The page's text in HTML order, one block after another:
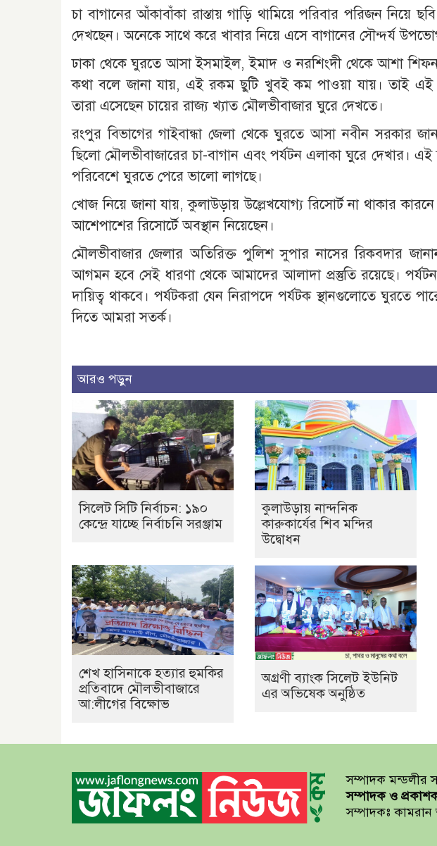
চা বাগানের আঁকাবাঁকা রাস্তায় গাড়ি থামিয়ে পরিবার পরিজন নিয়ে
দেখছেন। অনেকে সাথে করে খাবার নিয়ে এসে বাগানের সৌন্দর্য
ঢাকা থেকে ঘুরতে আসা ইসমাইল, ইমাদ ও নরশিংদী থেকে আশা
কথা বলে জানা যায়, এই রকম ছুটি খুবই কম পাওয়া যায়। তাই
তারা এসেছেন চায়ের রাজ্য খ্যাত মৌলভীবাজার ঘুরে দেখতে।
রংপুর বিভাগের গাইবান্ধা জেলা থেকে ঘুরতে আসা নবীন সরকার
ছিলো মৌলভীবাজারের চা-বাগান এবং পর্যটন এলাকা ঘুরে দেখার।
পরিবেশে ঘুরতে পেরে ভালো লাগছে।
খোজ নিয়ে জানা যায়, কুলাউড়ায় উল্লেখযোগ্য রিসোর্ট না থাকার কারনে
আশেপাশের রিসোর্টে অবস্থান নিয়েছেন।
মৌলভীবাজার জেলার অতিরিক্ত পুলিশ সুপার নাসের রিকবদার
আগমন হবে সেই ধারণা থেকে আমাদের আলাদা প্রস্তুতি রয়েছে। পর্যটন
দায়িত্ব থাকবে। পর্যটকরা যেন নিরাপদে পর্যটক স্থানগুলোতে ঘুরতে
দিতে আমরা সতর্ক।
আরও পড়ুন
সিলেট সিটি নির্বাচন: ১৯০
কেন্দ্রে যাচ্ছে নির্বাচনি সরঞ্জাম
কুলাউড়ায় নান্দনিক
কারুকার্যের শিব মন্দির
উদ্বোধন
শেখ হাসিনাকে হত্যার হুমকির
প্রতিবাদে মৌলভীবাজারে
আ:লীগের বিক্ষোভ
অগ্রণী ব্যাংক সিলেট ইউনিট
এর অভিষেক অনুষ্ঠিত
সম্পাদক মন্ডলীর
সম্পাদকও
সম্পাদকঃ